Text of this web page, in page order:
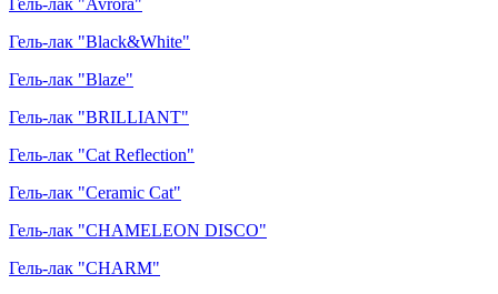
Гель-лак "Avrora"
Гель-лак "Black&White"
Гель-лак "Blaze"
Гель-лак "BRILLIANT"
Гель-лак "Cat Reflection"
Гель-лак "Ceramic Cat"
Гель-лак "CHAMELEON DISCO"
Гель-лак "CHARM"